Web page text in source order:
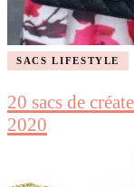
SACS LIFESTYLE
20 sacs de
2020